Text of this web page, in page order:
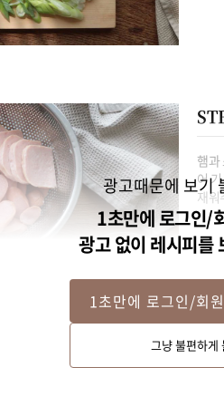
햄과
어
재워
광고때문에 보기
1초만에 로그인/
광고 없이 레시피를
1초만에 로그인/회
그냥 불편하게